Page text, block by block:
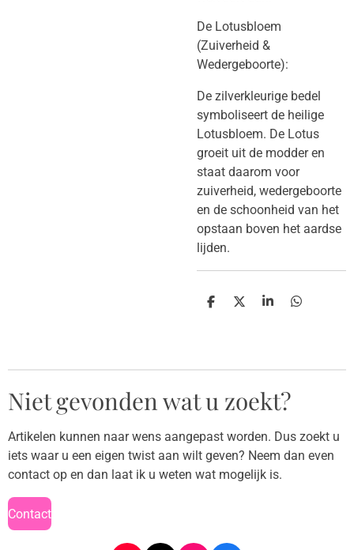
​De Lotusbloem
(Zuiverheid &
Wedergeboorte):
​De zilverkleurige bedel
symboliseert de heilige
Lotusbloem. De Lotus
groeit uit de modder en
staat daarom voor
zuiverheid, wedergeboorte
en de schoonheid van het
opstaan boven het aardse
lijden.
D
D
S
D
Niet gevonden wat u zoekt?
Artikelen kunnen naar wens aangepast worden. Dus zoekt u
iets waar u een eigen twist aan wilt geven? Neem dan even
contact op en dan laat ik u weten wat mogelijk is.
Contact